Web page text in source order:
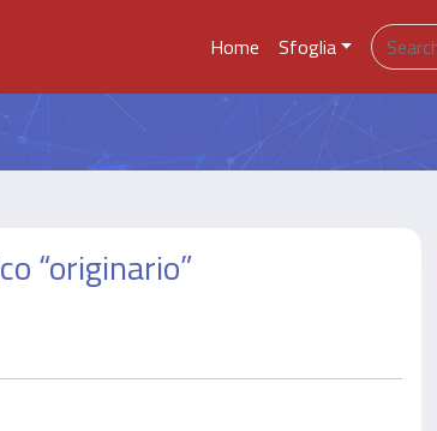
Home Sfoglia
“originario”